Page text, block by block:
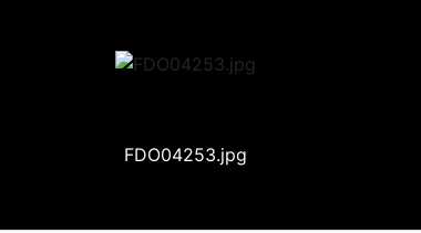
FDO04253.jpg